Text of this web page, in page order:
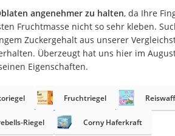
Honig
Gemüsebrühe
Eiskaffee-Pulver
Irischer Whiskey
Grapefruitkernextrakt
Matcha-Set
Sojasauce
angenehmer zu halten, da Ihre
Fruchtmasse nicht so sehr kleben.
Zuckergehalt aus unserer
Überzeugt hat uns hier im
Eigenschaften.
Fruchtriegel
Riegel Corny Haferkraft